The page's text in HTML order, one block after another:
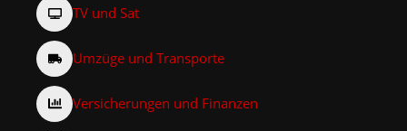
TV und Sat
Umzüge und Transporte
Versicherungen und Finanzen